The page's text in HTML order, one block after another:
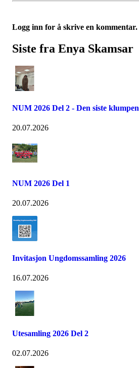
Logg inn for å skrive en kommentar.
Siste fra Enya Skamsar
NUM 2026 Del 2 - Den siste klumpen
20.07.2026
NUM 2026 Del 1
20.07.2026
Invitasjon Ungdomssamling 2026
16.07.2026
Utesamling 2026 Del 2
02.07.2026